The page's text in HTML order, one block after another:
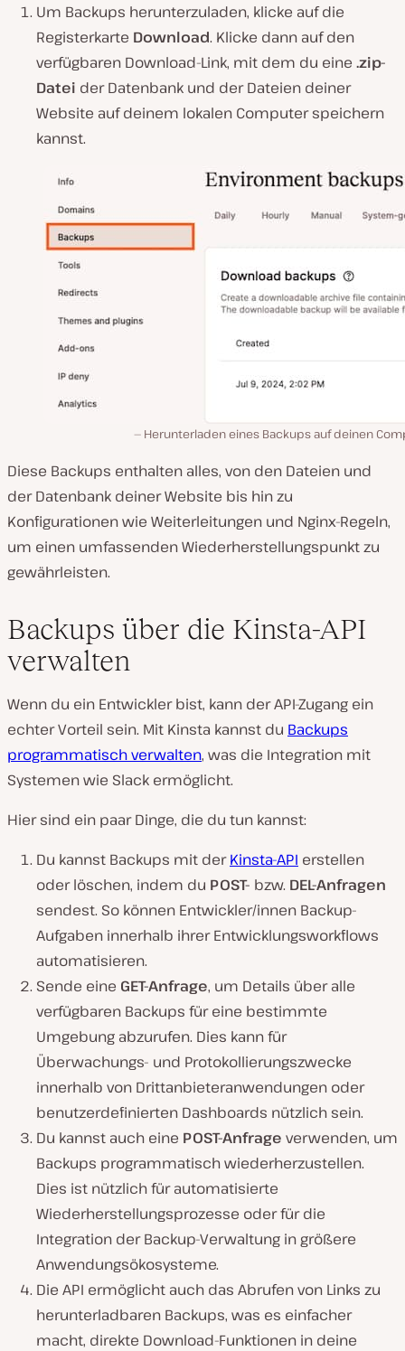
Um Backups herunterzuladen, klicke auf die
Registerkarte Download. Klicke dann auf den
verfügbaren Download-Link, mit dem du eine .zip-
Datei der Datenbank und der Dateien deiner
Website auf deinem lokalen Computer speichern
kannst.
Herunterladen eines Backups auf deinen
Diese Backups enthalten alles, von den Dateien und
der Datenbank deiner Website bis hin zu
Konfigurationen wie Weiterleitungen und Nginx-Regeln,
um einen umfassenden Wiederherstellungspunkt zu
gewährleisten.
Backups über die Kinsta-API
verwalten
Wenn du ein Entwickler bist, kann der API-Zugang ein
echter Vorteil sein. Mit Kinsta kannst du Backups
programmatisch verwalten, was die Integration mit
Systemen wie Slack ermöglicht.
Hier sind ein paar Dinge, die du tun kannst:
Du kannst Backups mit derKinsta-API erstellen
oder löschen, indem du POST- bzw. DEL-Anfragen
sendest. So können Entwickler/innen Backup-
Aufgaben innerhalb ihrer Entwicklungsworkflows
automatisieren.
Sende eine GET-Anfrage, um Details über alle
verfügbaren Backups für eine bestimmte
Umgebung abzurufen. Dies kann für
Überwachungs- und Protokollierungszwecke
innerhalb von Drittanbieteranwendungen oder
benutzerdefinierten Dashboards nützlich sein.
Du kannst auch eine POST-Anfrage verwenden, um
Backups programmatisch wiederherzustellen.
Dies ist nützlich für automatisierte
Wiederherstellungsprozesse oder für die
Integration der Backup-Verwaltung in größere
Anwendungsökosysteme.
Die API ermöglicht auch das Abrufen von Links zu
herunterladbaren Backups, was es einfacher
macht, direkte Download-Funktionen in deine